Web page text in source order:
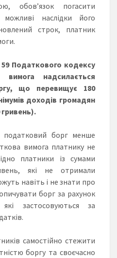
обов’язок погасити
наслідки його
строк, платник
Податкового кодексу
вимога надсилається
що перевищує 180
доходів громадян
гривень).
борг менше
вимога платнику не
платники із сумами
які не отримали
навіть і не знати про
борг за рахунок
застосовуються за
самостійно стежити
боргу та своєчасно